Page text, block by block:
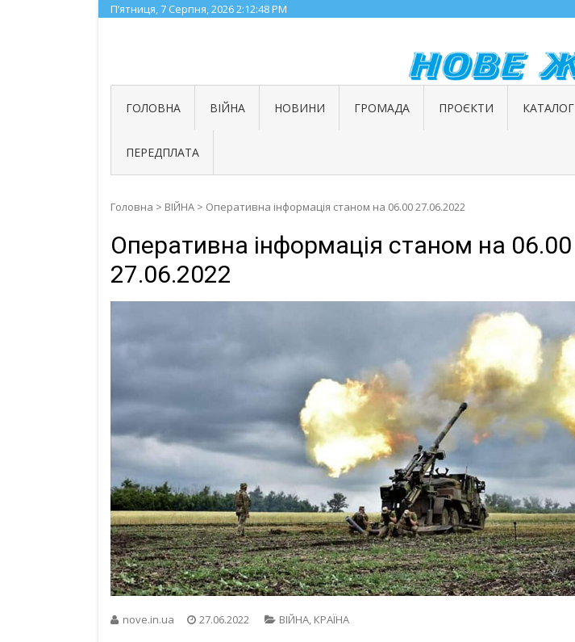
Skip
to
П’ятниця, 7 Серпня, 20262:12:49 PM
ГОЛОВНА ВІЙНА НОВИНИ ГРОМАДА ПРОЄКТИ КАТАЛОГ
ПЕРЕДПЛАТА
Головна > ВІЙНА > Оперативна інформація станом на 06.00 27.06.2022
Оперативна інформація станом на 06.00
27.06.2022
nove.in.ua 27.06.2022 ВІЙНА, КРАЇНА